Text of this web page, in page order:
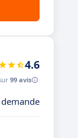
4.6
99 avis